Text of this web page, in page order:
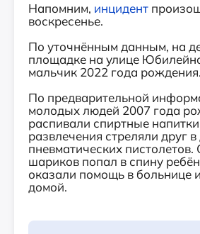
Напомним, инцидент
воскресенье.
По уточнённым данным, на
площадке на улице
мальчик 2022 года рождения.
По предварительной
молодых людей 2007 года
распивали спиртные
развлечения стреляли друг в
пневматических пистолетов.
шариков попал в спину
оказали помощь в больнице
домой.